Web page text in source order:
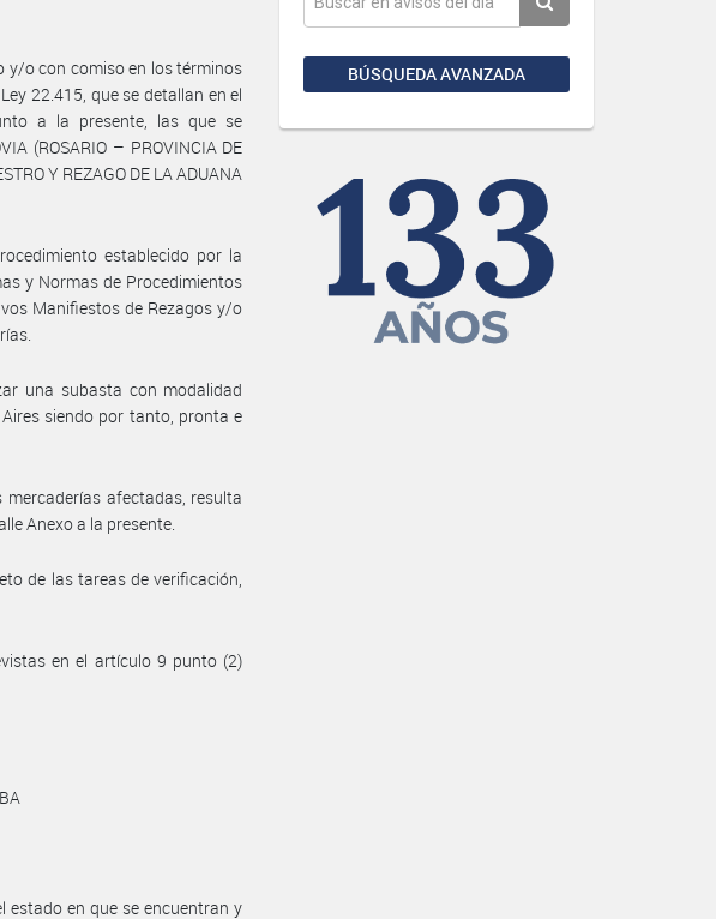
BÚSQUEDA AVANZADA
y/o con comiso en los términos
22.415, que se detallan en el
a la presente, las que se
(ROSARIO – PROVINCIA DE
Y REZAGO DE LA ADUANA
establecido por la
y Normas de Procedimientos
Manifiestos de Rezagos y/o
una subasta con modalidad
siendo por tanto, pronta e
afectadas, resulta
Anexo a la presente.
de las tareas de verificación,
en el artículo 9 punto (2)
estado en que se encuentran y